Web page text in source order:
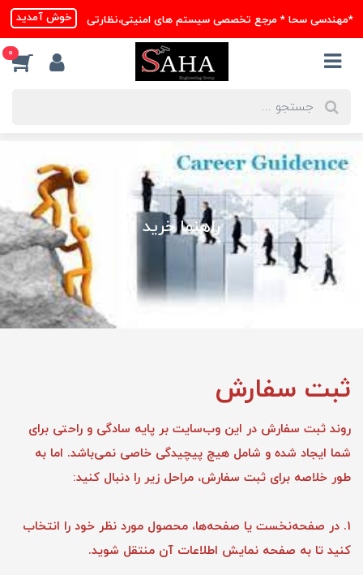
*مهندسی سحا * مرجع تخصصی سیستم های امنیتی،نظارتی خوش آمدید
0
راهنما خرید
ثبت سفارش
روند ثبت سفارش در این وب‌سایت بر پایه سادگی و راحتی برای
شما ایجاد شده و شامل هیچ پیچیدگی خاصی نمی‌باشد. اما به
طور خلاصه برای ثبت سفارش، مراحل زیر را دنبال کنید:
1. در صفحه‌نخست یا صفحه‌ها، محصول مورد نظر خود را انتخاب
کنید تا به صفحه نمایش اطلاعات آن منتقل شوید.